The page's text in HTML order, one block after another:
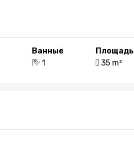
Ванные
1
Площадь
35 m²